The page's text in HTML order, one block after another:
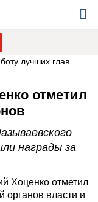
отметил
награды за
Хоценко отметил
органов власти и